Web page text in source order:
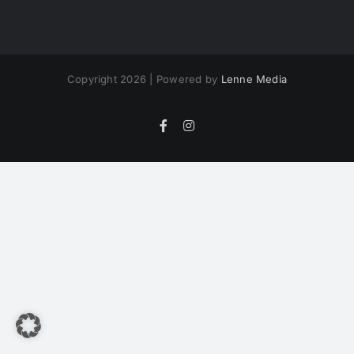
Copyright 2026 | Powered by Lenne Media
FacebookInstagram